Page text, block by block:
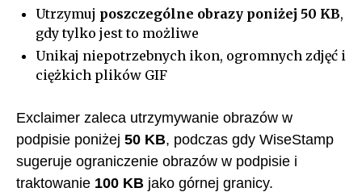
Utrzymuj poszczególne obrazy poniżej 50 KB,
gdy tylko jest to możliwe
Unikaj niepotrzebnych ikon, ogromnych zdjęć i
ciężkich plików GIF
Exclaimer zaleca utrzymywanie obrazów w
podpisie poniżej 50 KB, podczas gdy WiseStamp
sugeruje ograniczenie obrazów w podpisie i
traktowanie 100 KB jako górnej granicy.